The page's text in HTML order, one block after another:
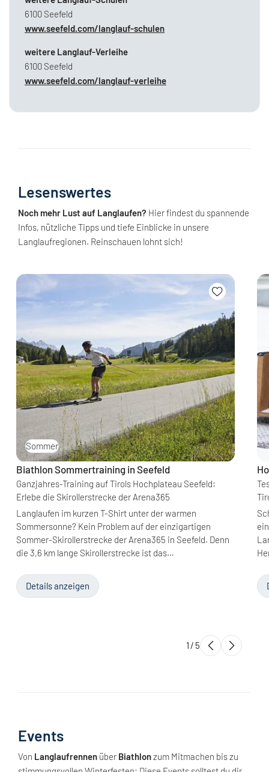
6100 Seefeld
www.seefeld.com/langlauf-schulen
weitere Langlauf-Verleihe
6100 Seefeld
www.seefeld.com/langlauf-verleihe
Lesenswertes
Noch mehr Lust auf Langlaufen? Hier findest du spannende
Infos, nützliche Tipps und tiefe Einblicke in unsere
Langlaufregionen. Reinschauen lohnt sich!
Sommer
Biathlon Sommertraining in Seefeld
Ganzjahres-Training auf Tirols Hochplateau Seefeld:
Erlebe die Skirollerstrecke der Arena365
Langlaufen im kurzen T-Shirt unter der warmen
Sommersonne? Kein Problem auf der einzigartigen
Sommer-Skirollerstrecke der Arena365 in Seefeld. Denn
die 3,6 km lange Skirollerstrecke ist das…
Details anzeigen
1 / 5
Events
Von Langlaufrennen über Biathlonzum Mitmachen bis zu